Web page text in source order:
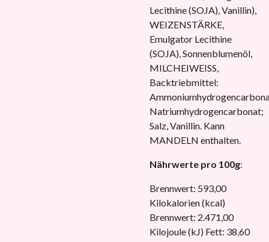
Lecithine (SOJA), Vanillin),
WEIZENSTÄRKE,
Emulgator Lecithine
(SOJA), Sonnenblumenöl,
MILCHEIWEISS,
Backtriebmittel:
Natriumhydrogencarbonat;
Salz, Vanillin. Kann
MANDELN enthalten.
Nährwerte pro 100g:
Brennwert: 593,00
Kilokalorien (kcal)
Brennwert: 2.471,00
Kilojoule (kJ) Fett: 38,60